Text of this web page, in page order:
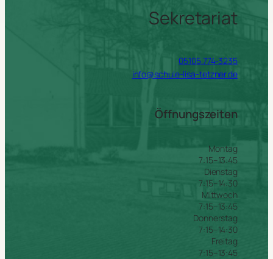
Sekretariat
05105.774-3235
info@schule-lisa-tetzner.de
Öffnungszeiten
Montag
7:15–13:45
Dienstag
7:15–14:30
Mittwoch
7:15–13:45
Donnerstag
7:15–14:30
Freitag
7:15–13:45